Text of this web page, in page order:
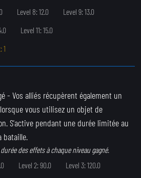
Level 8: 12.0
Level 9: 13.0
Level 11: 15.0
1
- Vos alliés récupèrent également un
vous utilisez un objet de
S'active pendant une durée limitée au
bataille.
des effets à chaque niveau gagné.
Level 2: 90.0
Level 3: 120.0